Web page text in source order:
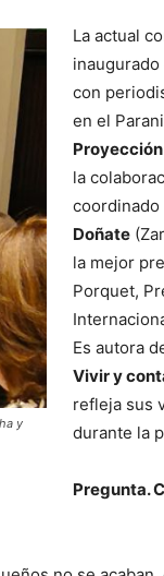
y
La actual
con
en el
la
Doñate
la mejor
Porquet,
Es autora
Vivir y
refleja sus
durante la
Pregunta.